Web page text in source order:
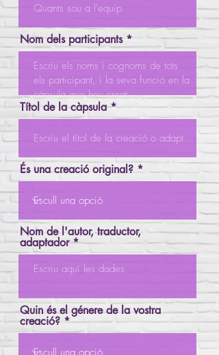
Nom dels participants
Títol de la càpsula
És una creació original?
Nom de l'autor, traductor,
adaptador
Quin és el génere de la vostra
creació?